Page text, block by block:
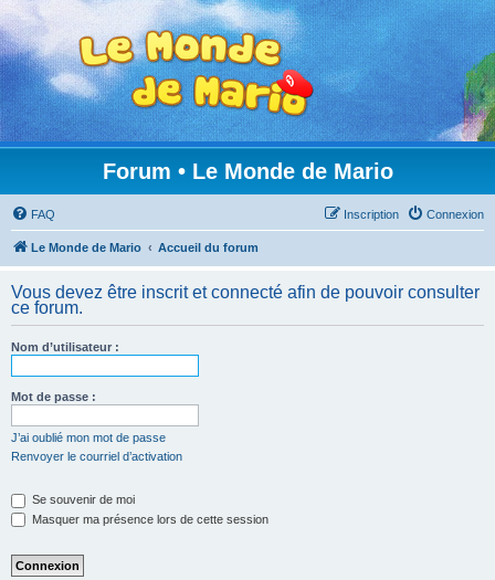
Forum • Le Monde de Mario
FAQ Connexion
Inscription
Le Monde de Mario Accueil du forum
Vous devez être inscrit et connecté afin de pouvoir consulter
ce forum.
Nom d’utilisateur :
Mot de passe :
J’ai oublié mon mot de passe
Renvoyer le courriel d’activation
Se souvenir de moi
Masquer ma présence lors de cette session